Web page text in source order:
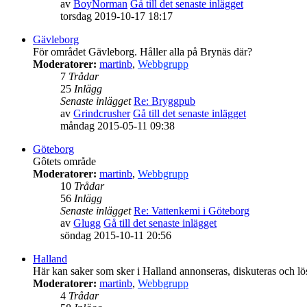
av BoyNorman Gå till det senaste inlägget
torsdag 2019-10-17 18:17
Gävleborg
För området Gävleborg. Håller alla på Brynäs där?
Moderatorer: martinb, Webbgrupp
7 Trådar
25 Inlägg
Senaste inlägget Re: Bryggpub
av Grindcrusher Gå till det senaste inlägget
måndag 2015-05-11 09:38
Göteborg
Gôtets område
Moderatorer: martinb, Webbgrupp
10 Trådar
56 Inlägg
Senaste inlägget Re: Vattenkemi i Göteborg
av Glugg Gå till det senaste inlägget
söndag 2015-10-11 20:56
Halland
Här kan saker som sker i Halland annonseras, diskuteras och
Moderatorer: martinb, Webbgrupp
4 Trådar